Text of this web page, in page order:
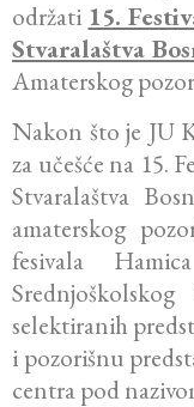
održati 15.
Stvaralaštva
Amaterskog
Nakon što je JU
za učešće na 15.
Stvaralaštva
amaterskog
fesivala
selektiranih
i pozorišnu
centra pod